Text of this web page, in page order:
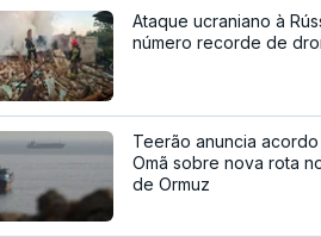
Ataque ucraniano à
número recorde de
Teerão anuncia acordo
Omã sobre nova rota
de Ormuz